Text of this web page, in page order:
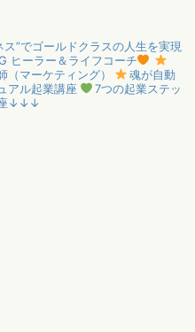
”でゴールドクラスの人生を実現
ヒーラー＆ライフコーチ
マーケティング）
魂が自動
アル起業講座
7つの起業ステッ
座↓↓↓